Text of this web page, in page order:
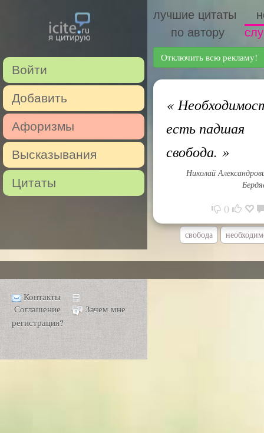
Войти
Добавить
Афоризмы
Высказывания
Цитаты
лучшие цитаты
по автору
Отключить всю рекламу!
«
есть падшая
свобода. »
Николай
0
свобода
Контакты
Соглашение
Зачем мне
регистрация?